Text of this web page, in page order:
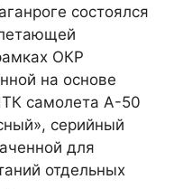
состоялся
ОКР
на основе
самолета А-50
серийный
для
отдельных